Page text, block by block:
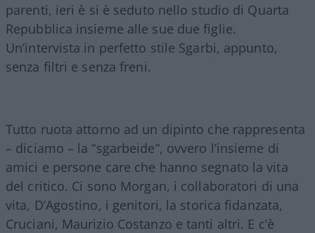
parenti, ieri è si è seduto nello studio di Quarta
Repubblica insieme alle sue due figlie.
Un’intervista in perfetto stile Sgarbi, appunto,
senza filtri e senza freni.
Tutto ruota attorno ad un dipinto che rappresenta
– diciamo – la “sgarbeide”, ovvero l’insieme di
amici e persone care che hanno segnato la vita
del critico. Ci sono Morgan, i collaboratori di una
vita, D’Agostino, i genitori, la storica fidanzata,
Cruciani, Maurizio Costanzo e tanti altri. E c’è